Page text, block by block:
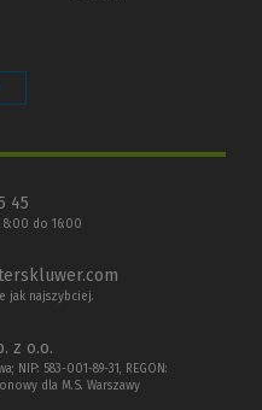
45
8:00 do 16:00
jak najszybciej.
z o.o.
NIP: 583-001-89-31, REGON:
dla M.S. Warszawy